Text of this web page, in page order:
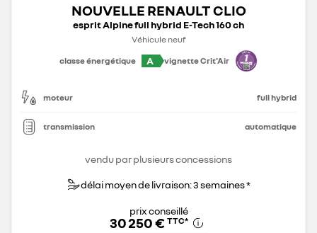
NOUVELLE RENAULT CLIO
esprit Alpine full hybrid E-Tech 160 ch
Véhicule neuf
classe énergétique
A vignette Crit'Air
moteur full hybrid
transmission automatique
vendu par plusieurs concessions
délai moyen de livraison: 3 semaines *
prix conseillé
30 250 € TTC*